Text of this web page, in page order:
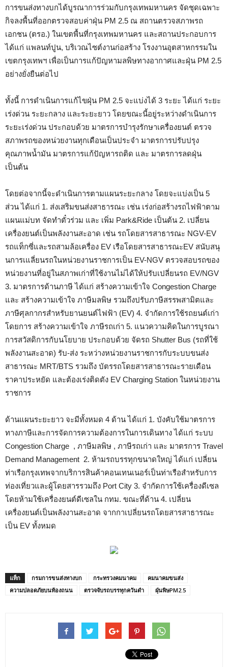
การขนส่งทางบกได้บูรณาการร่วมกับกรุงเทพมหานคร จัดชุดเฉพาะ
กิจลงพื้นที่ออกตรวจสอบค่าฝุ่น PM 2.5 ณ สถานตรวจสภาพรถ
เอกชน (ตรอ.) ในเขตพื้นที่กรุงเทพมหานคร และสถานประกอบการ
ได้แก่ แพลนท์ปูน, บริเวณไซต์งานก่อสร้าง โรงงานอุตสาหกรรมใน
เขตกรุงเทพฯ เพื่อเป็นการแก้ปัญหามลพิษทางอากาศและฝุ่น PM 2.5
อย่างยั่งยืนต่อไป
ทั้งนี้ การดำเนินการแก้ไขฝุ่น PM 2.5 จะแบ่งได้ 3 ระยะ ได้แก่ ระยะ
เร่งด่วน ระยะกลาง และระยะยาว โดยขณะนี้อยู่ระหว่างดำเนินการ
ระยะเร่งด่วน ประกอบด้วย มาตรการบำรุงรักษาเครื่องยนต์ ตรวจ
สภาพรถของหน่วยงานทุกเดือนเป็นประจำ มาตรการปรับปรุง
คุณภาพน้ำมัน มาตรการแก้ปัญหารถติด และ มาตรการลดฝุ่น
เป็นต้น
โดยต่อจากนี้จะดำเนินการตามแผนระยะกลาง โดยจะแบ่งเป็น 5
ส่วน ได้แก่ 1. ส่งเสริมขนส่งสาธารณะ เช่น เร่งก่อสร้างรถไฟฟ้าตาม
แผนแม่บท จัดทำตั๋วร่วม และ เพิ่ม Park&Ride เป็นต้น 2. เปลี่ยน
เครื่องยนต์เป็นพลังงานสะอาด เช่น รถโดยสารสาธารณะ NGV-EV
รถแท็กซี่และรถสามล้อเครื่อง EV เรือโดยสารสาธารณะEV สนับสนุ
นการเแลี่ยนรถในหน่วยงานราชการเป็น EV-NGV ตรวจสอบรถของ
หน่วยงานที่อยู่ในสภาพเก่าที่ใช้งานไม่ได้ให้ปรับเปลี่ยนรถ EV/NGV
3. มาตรการด้านภาษี ได้แก่ สร้างความเข้าใจ Congestion Charge
และ สร้างความเข้าใจ ภาษีมลพิษ รวมถึงปรับภาษีสรรพสามิตและ
ภาษีศุลกากรสำหรับยานยนต์ไฟฟ้า (EV) 4. จำกัดการใช้รถยนต์เก่า
โดยการ สร้างความเข้าใจ ภาษีรถเก่า 5. แนวความคิดในการบูรณา
การสวัสดิการกับนโยบาย ประกอบด้วย จัดรถ Shutter Bus (รถที่ใช้
พลังงานสะอาด) รับ-ส่ง ระหว่างหน่วยงานราชการกับระบบขนส่ง
สาธารณะ MRT/BTS รวมถึง บัตรรถโดยสารสาธารณะรายเดือน
ราคาประหยัด และต้องเร่งติดตัง EV Charging Station ในหน่วยงาน
ราชการ
ด้านแผนระยะยาว จะมีทั้งหมด 4 ด้าน ได้แก่ 1. บังคับใช้มาตรการ
ทางภาษีและการจัดการความต้องการในการเดินทาง ได้แก่ ระบบ
Congestion Charge , ภาษีมลพิษ , ภาษีรถเก่า และ มาตรการ Travel
Demand Management 2. ห้ามรถบรรทุกขนาดใหญ่ ได้แก่ เปลี่ยน
ท่าเรือกรุงเทพจากบริการสินค้าคอนเทนเนอร์เป็นท่าเรือสำหรับการ
ท่องเที่ยวและผู้โดยสารรวมถึง Port City 3. จำกัดการใช้เครื่องดีเซล
โดยห้ามใช้เครื่องยนต์ดีเซลใน กทม. ขณะที่ด้าน 4. เปลี่ยน
เครื่องยนต์เป็นพลังงานสะอาด จากกาเปลี่ยนรถโดยสารสาธารณะ
เป็น EV ทั้งหมด
แท็ก กรมการขนส่งทางบก กระทรวงคมนาคม
คมนาคมขนส่ง
ความปลอดภัยบนท้องถนน
ตรวจจับรถบรรทุกควันดำ ฝุ่นพิษPM2.5